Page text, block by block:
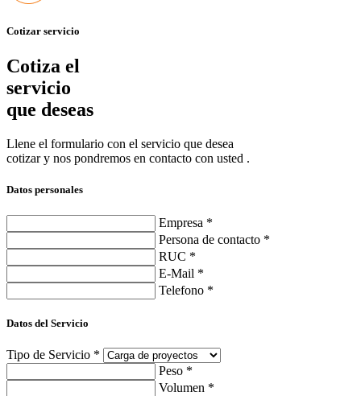
Cotizar servicio
Cotiza el
servicio
que deseas
Llene el formulario con el servicio que desea
cotizar y nos pondremos en contacto con usted .
Datos personales
Empresa *
Persona de contacto *
RUC *
E-Mail *
Telefono *
Datos del Servicio
Tipo de Servicio *
Peso *
Volumen *